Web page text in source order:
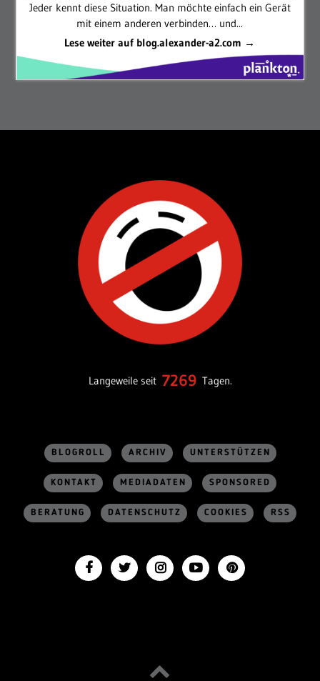
Jeder kennt diese Situation. Man möchte einfach ein Gerät
mit einem anderen verbinden… und...
Lese weiter auf blog.alexander-a2.com →
Langeweile seit 7269 Tagen.
BLOGROLL ARCHIV UNTERSTÜTZEN
KONTAKT MEDIADATEN SPONSORED
BERATUNG DATENSCHUTZ COOKIES RSS